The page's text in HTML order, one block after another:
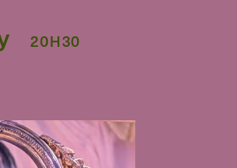
20H30